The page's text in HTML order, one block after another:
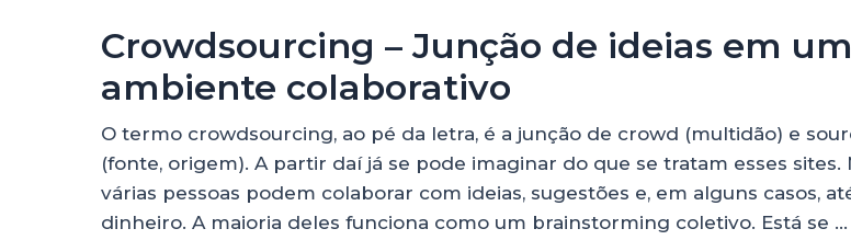
Crowdsourcing – Junção de ideias em um
ambiente colaborativo
O termo crowdsourcing, ao pé da letra, é a junção de crowd (multidão) e
(fonte, origem). A partir daí já se pode imaginar do que se tratam esses sites.
várias pessoas podem colaborar com ideias, sugestões e, em alguns casos,
dinheiro. A maioria deles funciona como um brainstorming coletivo. Está se …